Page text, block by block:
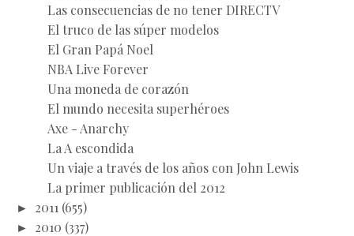
Las consecuencias de no tener DIRECTV
El truco de las súper modelos
El Gran Papá Noel
NBA Live Forever
Una moneda de corazón
El mundo necesita superhéroes
Axe - Anarchy
La A escondida
Un viaje a través de los años con John Lewis
La primer publicación del 2012
► 2011 (655)
► 2010 (337)